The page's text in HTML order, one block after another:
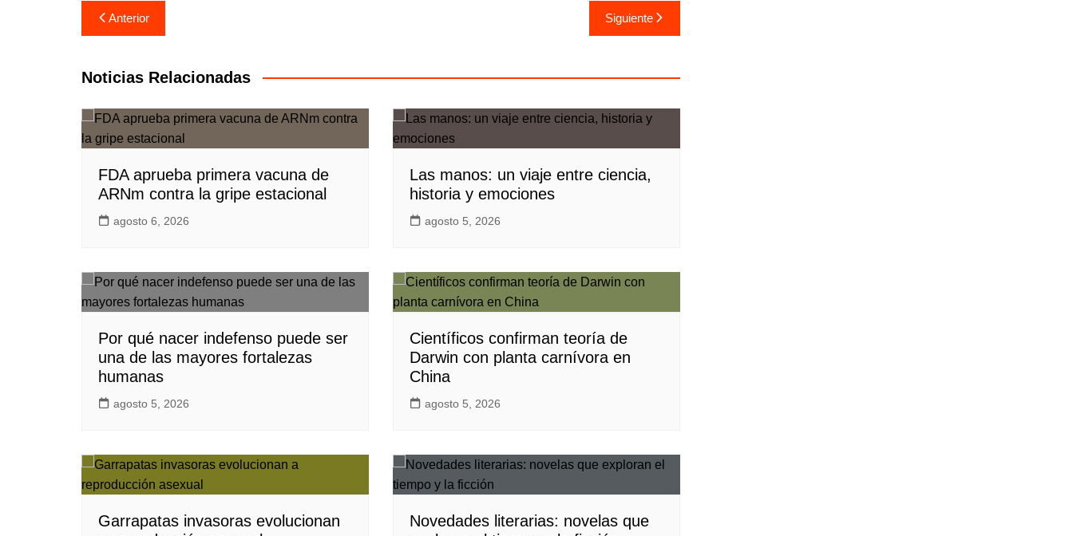
Navegación
de
entradas
Anterior Siguiente
Noticias Relacionadas
FDA aprueba primera vacuna de
ARNm contra la gripe estacional
agosto 6, 2026
Las manos: un viaje entre ciencia,
historia y emociones
agosto 5, 2026
Por qué nacer indefenso puede ser
una de las mayores fortalezas
humanas
agosto 5, 2026
Científicos confirman teoría de
Darwin con planta carnívora en
China
agosto 5, 2026
Garrapatas invasoras evolucionan
Novedades literarias: novelas que